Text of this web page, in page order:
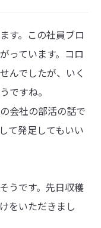
す。この社員ブロ
っています。コロ
んでしたが、いく
ですね。
会社の部活の話で
て発足してもいい
うです。先日収穫
をいただきまし